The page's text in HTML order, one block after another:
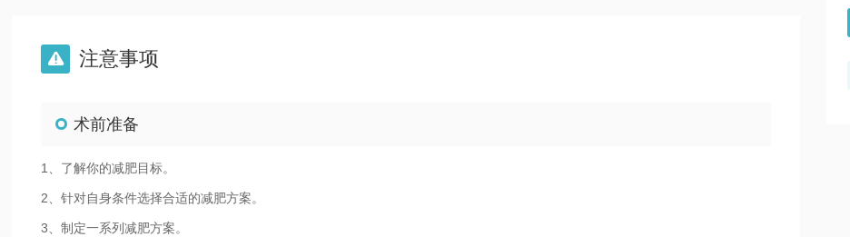
 注意事项
术前准备
1、了解你的减肥目标。
2、针对自身条件选择合适的减肥方案。
3、制定一系列减肥方案。